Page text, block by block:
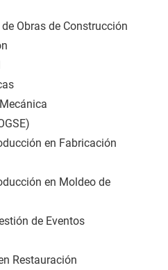
Obras de Construcción
en Fabricación
en Moldeo de
de Eventos
Restauración